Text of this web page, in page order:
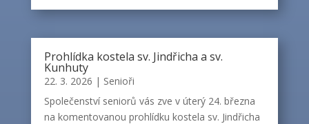
Prohlídka kostela sv. Jindřicha a sv.
Kunhuty
22. 3. 2026 | Senioři
Společenství seniorů vás zve v úterý 24. března
na komentovanou prohlídku kostela sv. Jindřicha